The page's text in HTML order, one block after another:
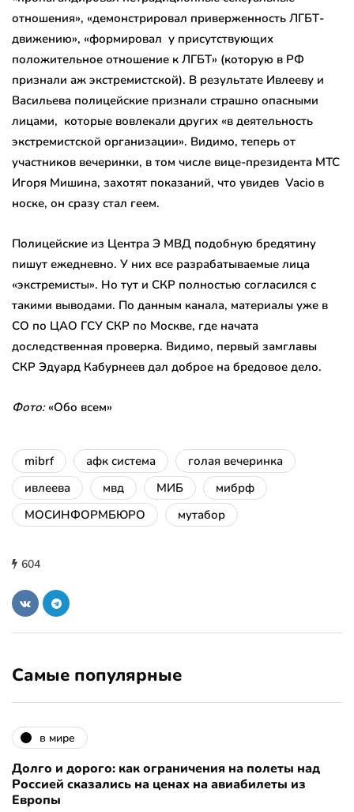
отношения», «демонстрировал приверженность ЛГБТ-
движению», «формировал у присутствующих
положительное отношение к ЛГБТ» (которую в РФ
признали аж экстремистской). В результате Ивлееву и
Васильева полицейские признали страшно опасными
лицами, которые вовлекали других «в деятельность
экстремистской организации». Видимо, теперь от
участников вечеринки, в том числе вице-президента МТС
Игоря Мишина, захотят показаний, что увидев Vacio в
носке, он сразу стал геем.
Полицейские из Центра Э МВД подобную бредятину
пишут ежедневно. У них все разрабатываемые лица
«экстремисты». Но тут и СКР полностью согласился с
такими выводами. По данным канала, материалы уже в
СО по ЦАО ГСУ СКР по Москве, где начата
доследственная проверка. Видимо, первый замглавы
СКР Эдуард Кабурнеев дал доброе на бредовое дело.
Фото:«Обо всем»
mibrf афк система
голая вечеринка
ивлеева
мвд МИБ
мибрф
МОСИНФОРМБЮРО
мутабор
604
Самые популярные
в мире
Долго и дорого: как ограничения на полеты над
Россией сказались на ценах на авиабилеты из
Европы